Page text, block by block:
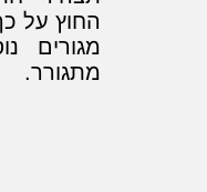
החוץ על
מגורים
מתגורר.